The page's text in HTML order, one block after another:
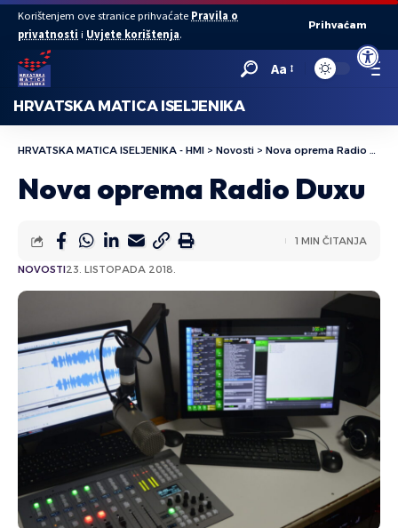
Open
Korištenjem ove stranice prihvaćate Pravila o
privatnosti i Uvjete korištenja.
Prihvaćam
Aa
HRVATSKA MATICA ISELJENIKA
HRVATSKA MATICA ISELJENIKA - HMI > Novosti > Nova oprema Radio Duxu
Nova oprema Radio Duxu
NOVOSTI23. LISTOPADA 2018.
1 MIN ČITANJA